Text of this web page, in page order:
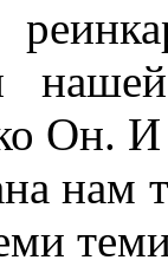
Он.
нам